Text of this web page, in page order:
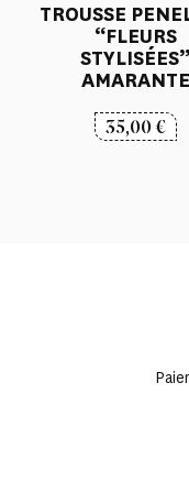
TROUSSE
“FLEURS
STYLISÉES”
AMARANTE
35,00€